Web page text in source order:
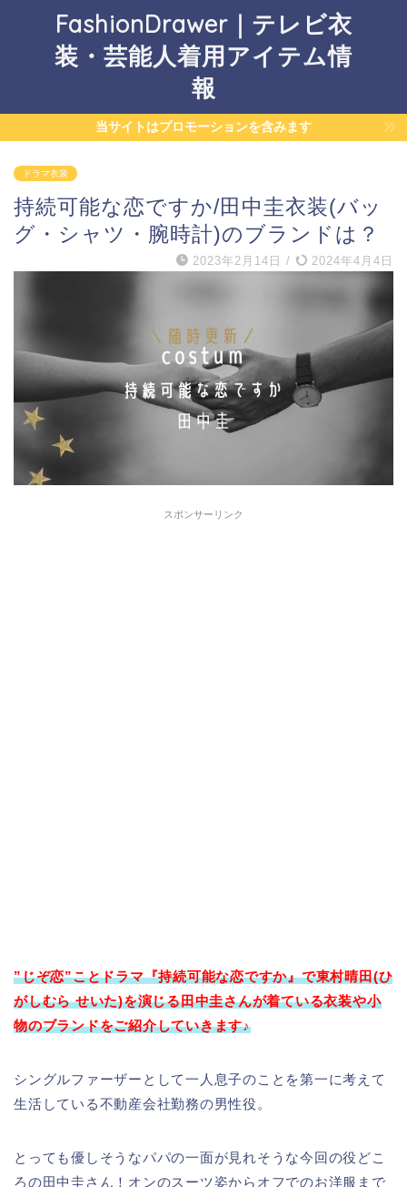
FashionDrawer｜テレビ衣
装・芸能人着用アイテム情
報
当サイトはプロモーションを含みます
ドラマ衣装
持続可能な恋ですか/田中圭衣装(バッ
グ・シャツ・腕時計)のブランドは？
2023年2月14日 / 2024年4月4日
スポンサーリンク
”じぞ恋”ことドラマ『持続可能な恋ですか』で東村晴田(ひ
がしむら せいた)を演じる田中圭さんが着ている衣装や小
物のブランドをご紹介していきます♪
シングルファーザーとして一人息子のことを第一に考えて
生活している不動産会社勤務の男性役。
とっても優しそうなパパの一面が見れそうな今回の役どこ
ろの田中圭さん！オンのスーツ姿からオフでのお洋服まで